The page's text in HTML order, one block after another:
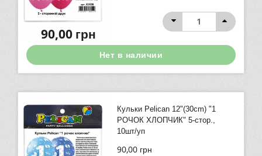
90,00грн
Нет в наличии
Кульки Pelican 12"(30сm) "1
РОЧОК ХЛОПЧИК" 5-стор.,
10шт/уп
90,00 грн